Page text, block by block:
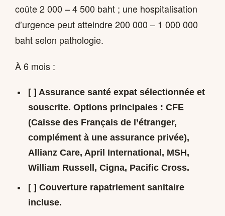
coûte 2 000 – 4 500 baht ; une hospitalisation
d’urgence peut atteindre 200 000 – 1 000 000
baht selon pathologie.
À 6 mois :
[ ] Assurance santé expat sélectionnée et
souscrite. Options principales : CFE
(Caisse des Français de l’étranger,
complément à une assurance privée),
Allianz Care, April International, MSH,
William Russell, Cigna, Pacific Cross.
[ ] Couverture rapatriement sanitaire
incluse.